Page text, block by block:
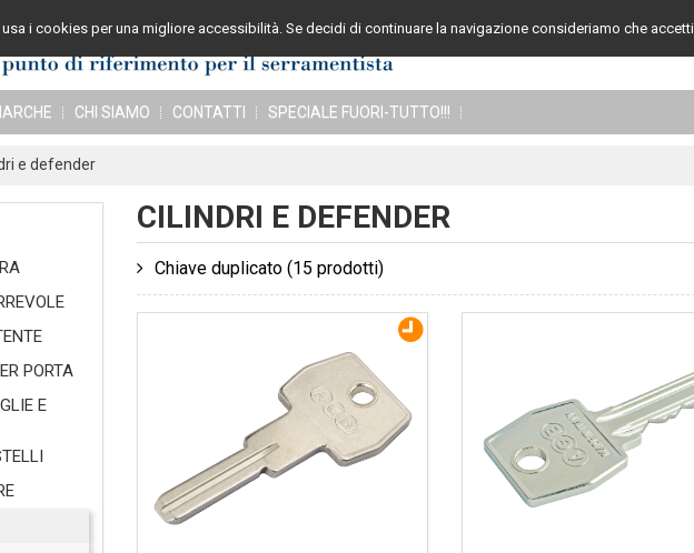
Assistenza
CHI SIAMO CONTATTI SPECIALE FUORI-TUTTO!!!
e defender
PORTA
E
CILINDRI E DEFENDER
Chiave duplicato(15 prodotti)
i cookies per una migliore accessibilità. Se decidi di continuare la navigazione consideriamo che